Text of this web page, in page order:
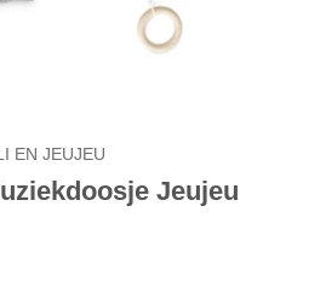
EN JEUJEU
Jeujeu